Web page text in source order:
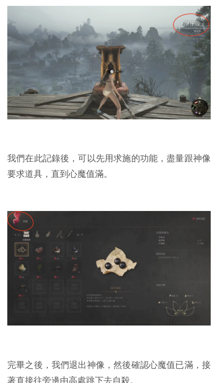
我們在此記錄後，可以先用求施的功能，盡量跟神像
要求道具，直到心魔值滿。
完畢之後，我們退出神像，然後確認心魔值已滿，接
著直接往旁邊由高處跳下去自殺。